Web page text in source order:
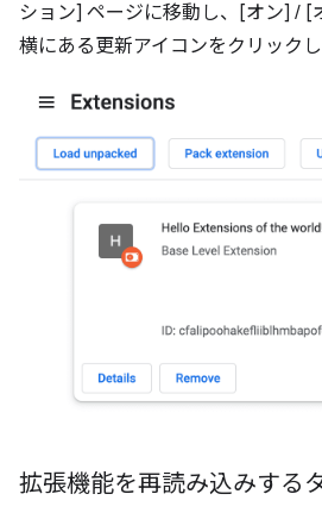
ション] ページに移動し、[オン] / [
横にある更新アイコンをクリックし
拡張機能を再読み込みする